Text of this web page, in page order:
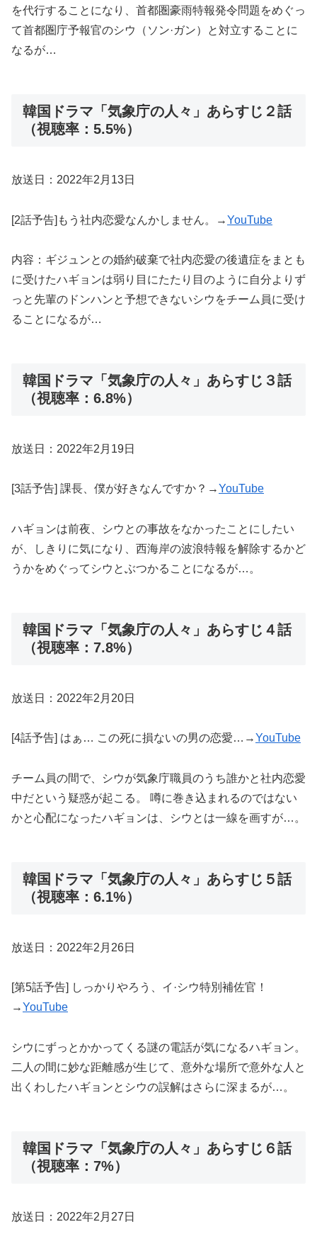
を代行することになり、首都圏豪雨特報発令問題をめぐっ
て首都圏庁予報官のシウ（ソン·ガン）と対立することに
なるが…
韓国ドラマ「気象庁の人々」あらすじ２話
（視聴率：5.5%）
放送日：2022年2月13日
[2話予告]もう社内恋愛なんかしません。→YouTube
内容：ギジュンとの婚約破棄で社内恋愛の後遺症をまとも
に受けたハギョンは弱り目にたたり目のように自分よりず
っと先輩のドンハンと予想できないシウをチーム員に受け
ることになるが…
韓国ドラマ「気象庁の人々」あらすじ３話
（視聴率：6.8%）
放送日：2022年2月19日
[3話予告] 課長、僕が好きなんですか？→ YouTube
ハギョンは前夜、シウとの事故をなかったことにしたい
が、しきりに気になり、西海岸の波浪特報を解除するかど
うかをめぐってシウとぶつかることになるが…。
韓国ドラマ「気象庁の人々」あらすじ４話
（視聴率：7.8%）
放送日：2022年2月20日
[4話予告] はぁ… この死に損ないの男の恋愛…→ YouTube
チーム員の間で、シウが気象庁職員のうち誰かと社内恋愛
中だという疑惑が起こる。 噂に巻き込まれるのではない
かと心配になったハギョンは、シウとは一線を画すが…。
韓国ドラマ「気象庁の人々」あらすじ５話
（視聴率：6.1%）
放送日：2022年2月26日
[第5話予告] しっかりやろう、イ·シウ特別補佐官！
→ YouTube
シウにずっとかかってくる謎の電話が気になるハギョン。
二人の間に妙な距離感が生じて、意外な場所で意外な人と
出くわしたハギョンとシウの誤解はさらに深まるが…。
韓国ドラマ「気象庁の人々」あらすじ６話
（視聴率：7%）
放送日：2022年2月27日